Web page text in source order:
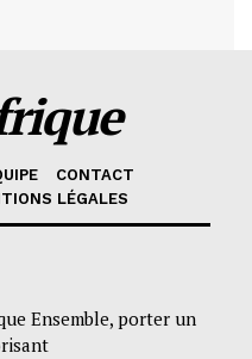
CONTACT
LÉGALES
Ensemble, porter un